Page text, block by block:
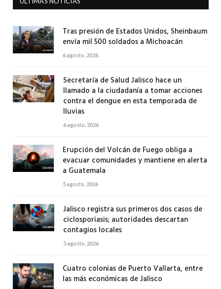
Tras presión de Estados Unidos, Sheinbaum
envía mil 500 soldados a Michoacán
6 agosto, 2026
Secretaría de Salud Jalisco hace un
llamado a la ciudadanía a tomar acciones
contra el dengue en esta temporada de
lluvias
6 agosto, 2026
Erupción del Volcán de Fuego obliga a
evacuar comunidades y mantiene en alerta
a Guatemala
5 agosto, 2026
Jalisco registra sus primeros dos casos de
ciclosporiasis; autoridades descartan
contagios locales
5 agosto, 2026
Cuatro colonias de Puerto Vallarta, entre
las más económicas de Jalisco